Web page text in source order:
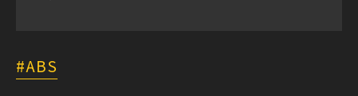
ABS